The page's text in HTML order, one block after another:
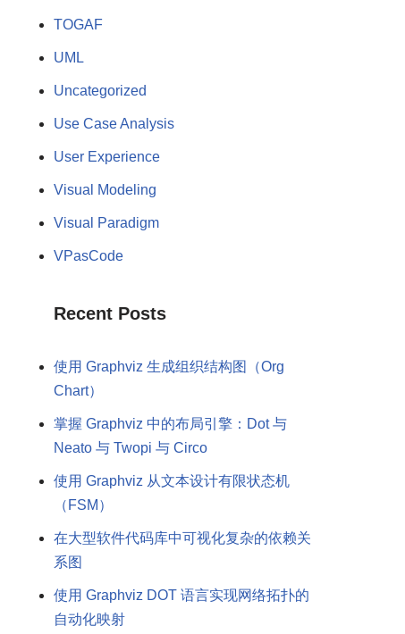
TOGAF
UML
Uncategorized
Use Case Analysis
User Experience
Visual Modeling
Visual Paradigm
VPasCode
Recent Posts
使用 Graphviz 生成组织结构图（Org
Chart）
掌握 Graphviz 中的布局引擎：Dot 与
Neato 与 Twopi 与 Circo
使用 Graphviz 从文本设计有限状态机
（FSM）
在大型软件代码库中可视化复杂的依赖关
系图
使用 Graphviz DOT 语言实现网络拓扑的
自动化映射